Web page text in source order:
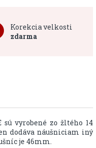
Korekcia velkosti
zdarma
vyrobené zo žltého 14
dodáva náušniciam iný
je 46mm.